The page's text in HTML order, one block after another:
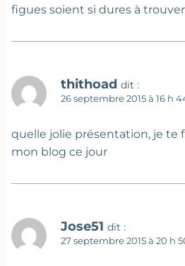
figues soient si dures à
thithoad dit :
26 septembre 2015 à 16 h
quelle jolie présentation, je te
mon blog ce jour
Jose51 dit :
27 septembre 2015 à 20 h